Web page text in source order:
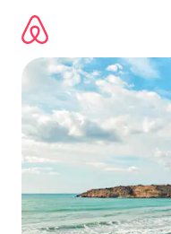
para
conteúdo